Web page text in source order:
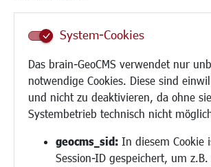
System-Cookies
Das brain-GeoCMS verwendet nur
notwendige Cookies. Diese sind
und nicht zu deaktivieren, da ohne
Systembetrieb technisch nicht
geocms_sid: In diesem Cookie
Session-ID gespeichert, um
Schule
Demokratie leben
Ukrainehilfe
Hilfe für Geflüchtete
Religion
Bauen/Umwelt/Mobilität